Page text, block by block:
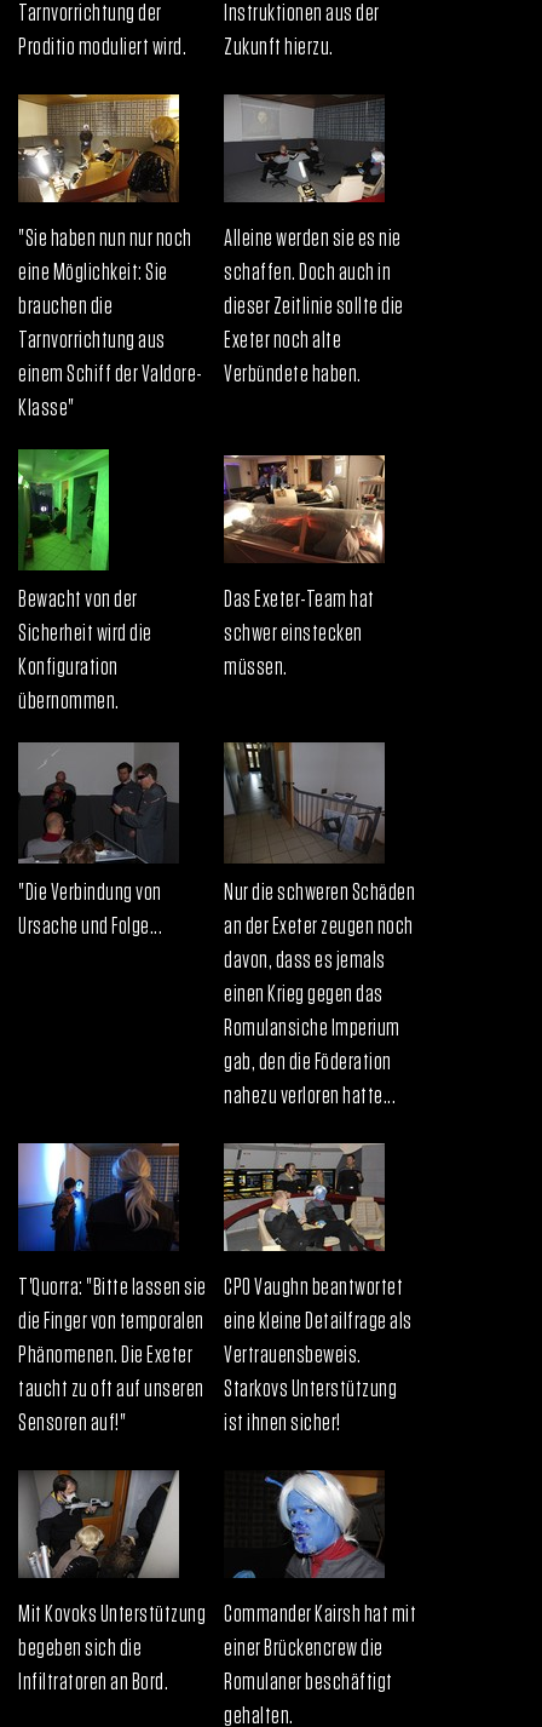
Tarnvorrichtung der
Proditio moduliert wird.
Instruktionen aus der
Zukunft hierzu.
"Sie haben nun nur noch
eine Möglichkeit: Sie
brauchen die
Tarnvorrichtung aus
einem Schiff der Valdore-
Klasse"
Alleine werden sie es nie
schaffen. Doch auch in
dieser Zeitlinie sollte die
Exeter noch alte
Verbündete haben.
Bewacht von der
Sicherheit wird die
Konfiguration
übernommen.
Das Exeter-Team hat
schwer einstecken
müssen.
"Die Verbindung von
Ursache und Folge...
Nur die schweren Schäden
an der Exeter zeugen noch
davon, dass es jemals
einen Krieg gegen das
Romulansiche Imperium
gab, den die Föderation
nahezu verloren hatte...
T'Quorra: "Bitte lassen sie
die Finger von temporalen
Phänomenen. Die Exeter
taucht zu oft auf unseren
Sensoren auf!"
CPO Vaughn beantwortet
eine kleine Detailfrage als
Vertrauensbeweis.
Starkovs Unterstützung
ist ihnen sicher!
Mit Kovoks Unterstützung
begeben sich die
Infiltratoren an Bord.
Commander Kairsh hat mit
einer Brückencrew die
Romulaner beschäftigt
gehalten.